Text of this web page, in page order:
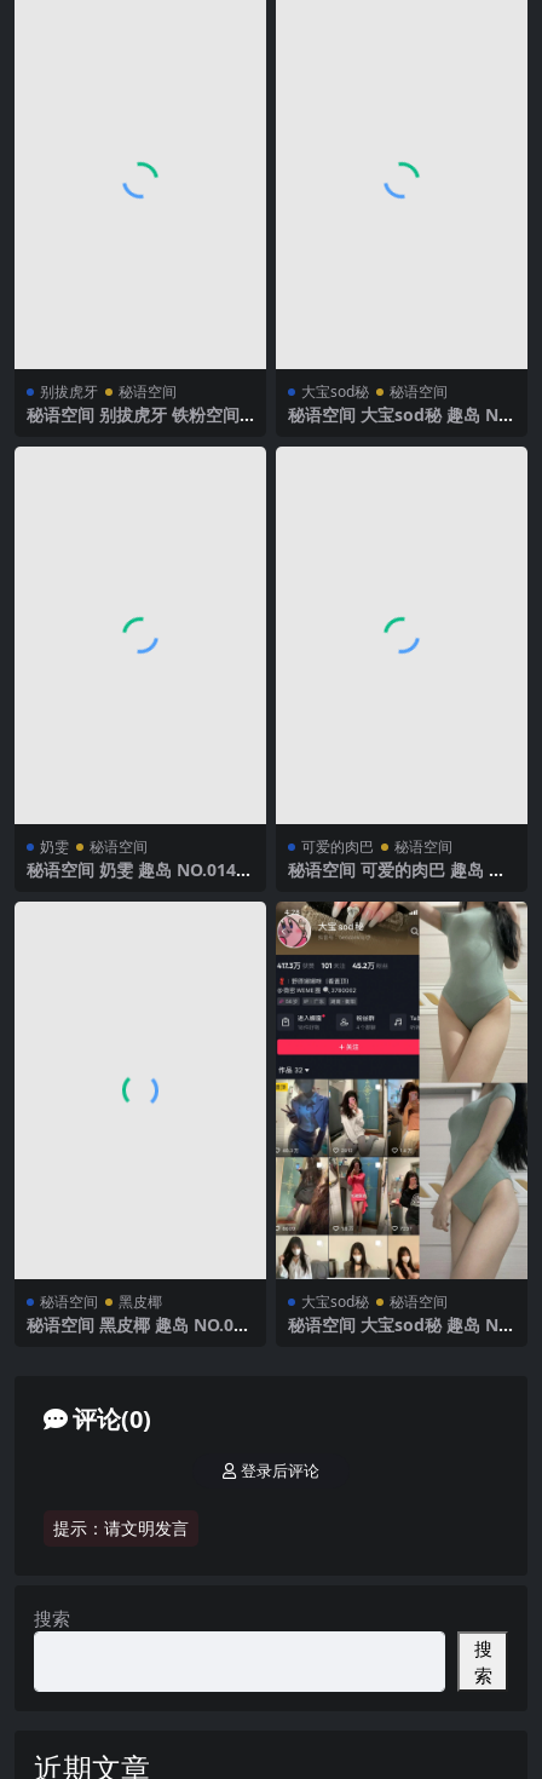
别拔虎牙 秘语空间
秘语空间 别拔虎牙 铁粉空间
最新完整版
大宝sod秘 秘语空间
秘语空间 大宝sod秘 趣岛 NO.
整版
奶雯 秘语空间
秘语空间 奶雯 趣岛 NO.014期
可爱的肉巴 秘语空间
秘语空间 可爱的肉巴 趣岛 N
最新完整版
秘语空间 黑皮椰
秘语空间 黑皮椰 趣岛 NO.002
大宝sod秘 秘语空间
秘语空间 大宝sod秘 趣岛 NO.
评论(0)
提示：请文明发言
登录后评论
搜索
搜
索
近期文章